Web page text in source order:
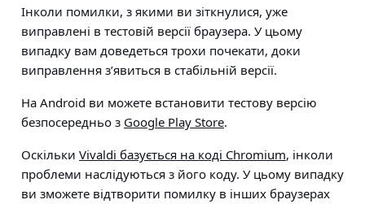
Інколи помилки, з якими ви зіткнулися, уже
виправлені в тестовій версії браузера. У цьому
випадку вам доведеться трохи почекати, доки
виправлення з’явиться в стабільній версії.
На Android ви можете встановити тестову версію
безпосередньо з Google Play Store.
Оскільки Vivaldi базується на коді Chromium, інколи
проблеми наслідуються з його коду. У цьому випадку
ви зможете відтворити помилку в інших браузерах